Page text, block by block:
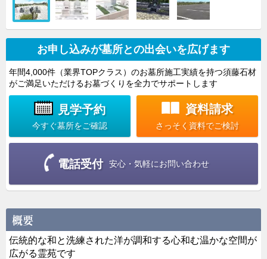
お申し込みが墓所との出会いを広げます
年間4,000件（業界TOPクラス）のお墓所施工実績を持つ須藤石材
がご満足いただけるお墓づくりを全力でサポートします
見学予約
今すぐ墓所をご確認
資料請求
さっそく資料でご検討
電話受付 安心・気軽にお問い合わせ
伝統的な和と洗練された洋が調和する心和む温かな空間が
広がる霊苑です